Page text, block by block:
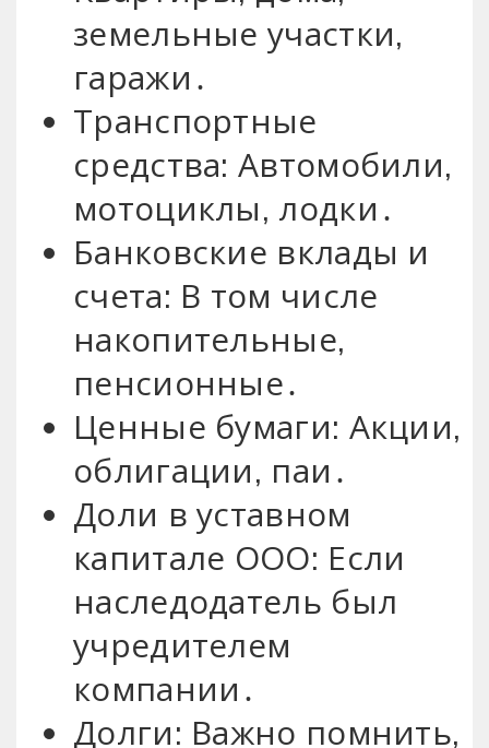
земельные участки,
гаражи․
Транспортные
средства: Автомобили,
мотоциклы, лодки․
Банковские вклады и
счета: В том числе
накопительные,
пенсионные․
Ценные бумаги: Акции,
облигации, паи․
Доли в уставном
капитале ООО: Если
наследодатель был
учредителем
компании․
Долги: Важно помнить,